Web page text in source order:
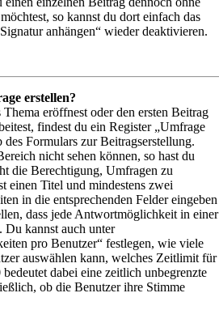
so kannst du dort einfach das
anhängen“ wieder deaktivieren.
erstellen?
Thema eröffnest oder den ersten Beitrag
findest du ein Register „Umfrage
des Formulars zur Beitragserstellung.
nicht sehen können, so hast du
die Berechtigung, Umfragen zu
einen Titel und mindestens zwei
in die entsprechenden Felder eingeben
dass jede Antwortmöglichkeit in einer
Du kannst auch unter
pro Benutzer“ festlegen, wie viele
auswählen kann, welches Zeitlimit für
dabei eine zeitlich unbegrenzte
ob die Benutzer ihre Stimme